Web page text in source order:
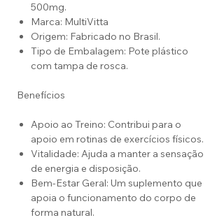
500mg.
Marca: MultiVitta
Origem: Fabricado no Brasil.
Tipo de Embalagem: Pote plástico
com tampa de rosca.
Benefícios
Apoio ao Treino: Contribui para o
apoio em rotinas de exercícios físicos.
Vitalidade: Ajuda a manter a sensação
de energia e disposição.
Bem-Estar Geral: Um suplemento que
apoia o funcionamento do corpo de
forma natural.